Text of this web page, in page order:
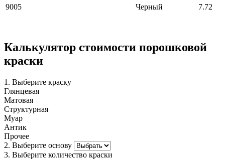
9005
Черный 7.72
Калькулятор стоимости порошковой
краски
1. Выберите краску
Глянцевая
Матовая
Структурная
Муар
Антик
Прочее
2. Выберите основу
3. Выберите количество краски